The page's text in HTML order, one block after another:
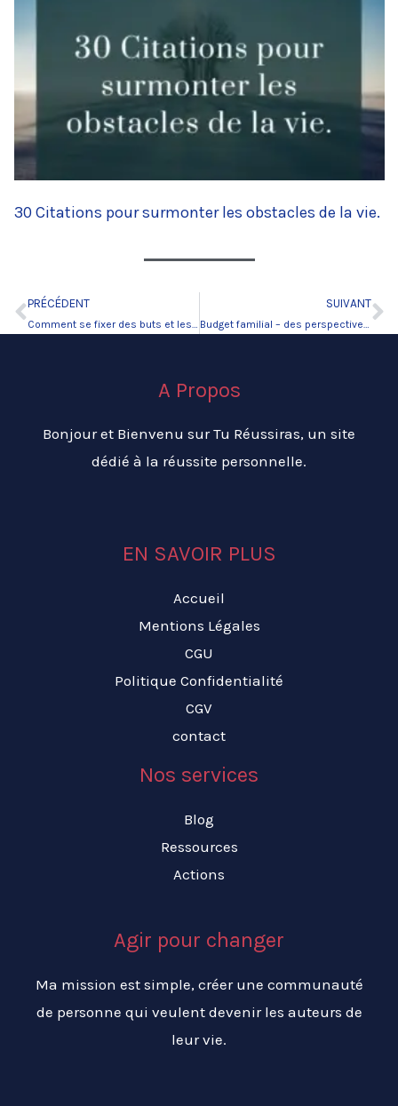
30 Citations pour surmonter les obstacles de la vie.
Précédent
PRÉCÉDENT SUIVANT
A Propos
Bonjour et Bienvenu sur Tu Réussiras, un site
dédié à la réussite personnelle.
EN SAVOIR PLUS
Accueil
Mentions Légales
CGU
Politique Confidentialité
CGV
contact
Nos services
Blog
Ressources
Actions
Agir pour changer
Ma mission est simple, créer une communauté
de personne qui veulent devenir les auteurs de
leur vie.